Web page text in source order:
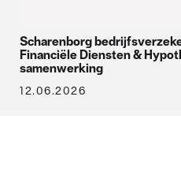
Scharenborg
Financiële Diensten &
samenwerking
12.06.2026